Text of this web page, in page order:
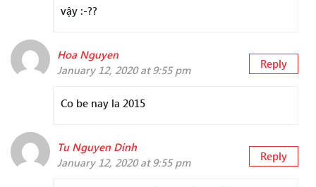
vậy :-??
Hoa Nguyen
January 12, 2020 at 9:55 pm
Reply
Co be nay la 2015
Tu Nguyen Dinh
January 12, 2020 at 9:55 pm
Reply